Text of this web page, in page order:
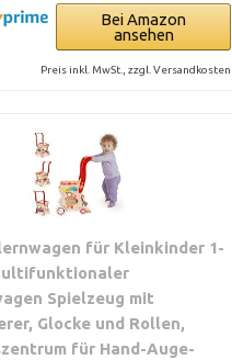
Bei Amazon
ansehen
Preis inkl. MwSt., zzgl. Versandkosten
für Kleinkinder 1-
Spielzeug mit
Glocke und Rollen,
für Hand-Auge-